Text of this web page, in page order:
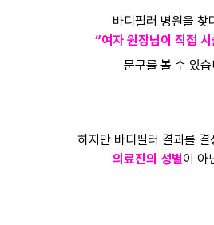
바디필러 병원을 찾
“여자 원장님이 직접
문구를 볼 수 있습
하지만 바디필러 결과를 결
의료진의 성별이 아